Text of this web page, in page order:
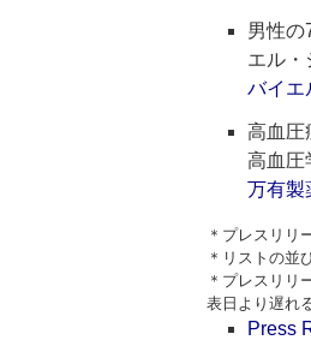
男性
エル・
バイエ
高血圧
高血圧
万有製
＊プレスリリ
＊リストの並
＊プレスリリ
表日より遅れ
Press